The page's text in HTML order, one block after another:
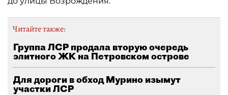
Читайте также:
Группа ЛСР продала вторую очередь
элитного ЖК на Петровском острове
Для дороги в обход Мурино изымут
участки ЛСР